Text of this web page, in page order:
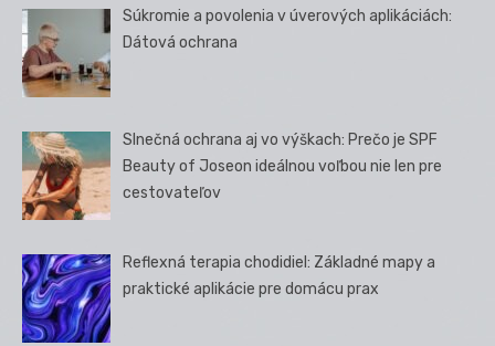
Súkromie a povolenia v úverových aplikáciách:
Dátová ochrana
Slnečná ochrana aj vo výškach: Prečo je SPF
Beauty of Joseon ideálnou voľbou nie len pre
cestovateľov
Reflexná terapia chodidiel: Základné mapy a
praktické aplikácie pre domácu prax